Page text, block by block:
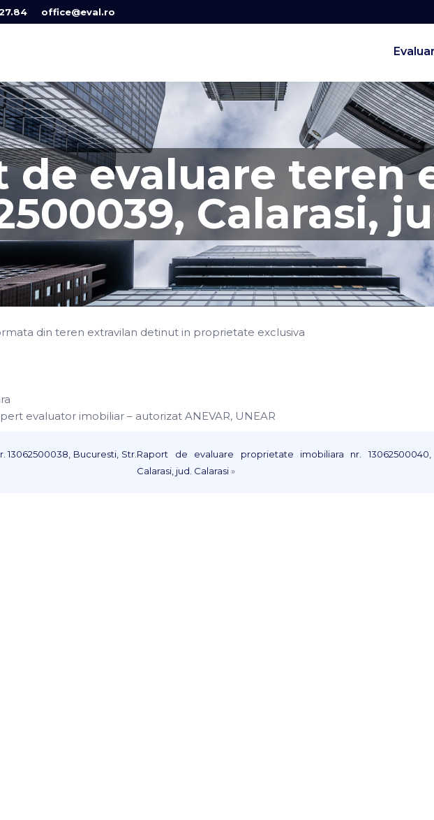
office@eval.ro
de evaluare teren
Calarasi,
din teren extravilan detinut in proprietate exclusiva
evaluator imobiliar – autorizat ANEVAR, UNEAR
Bucuresti, Str. Raport de evaluare proprietate imobiliara nr. 13062500040,
Calarasi, jud. Calarasi»